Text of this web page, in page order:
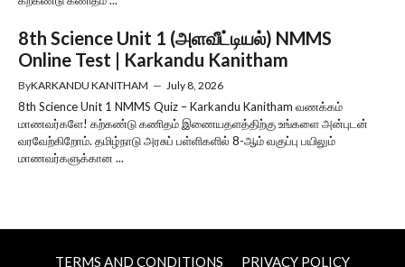
8th Science Unit 1 (அளவீட்டியல்) NMMS
Online Test | Karkandu Kanitham
ByKARKANDU KANITHAM — July 8, 2026
8th Science Unit 1 NMMS Quiz – Karkandu Kanitham வணக்கம்
மாணவர்களே! கற்கண்டு கணிதம் இணையதளத்திற்கு உங்களை அன்புடன்
வரவேற்கிறோம். தமிழ்நாடு அரசுப் பள்ளிகளில் 8-ஆம் வகுப்பு பயிலும்
மாணவர்களுக்கான ...
TERMS AND CONDITIONS PRIVACY POLICY